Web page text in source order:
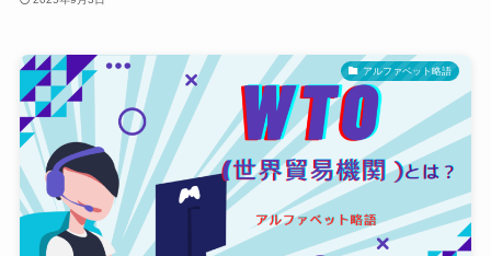
アルファベット略語